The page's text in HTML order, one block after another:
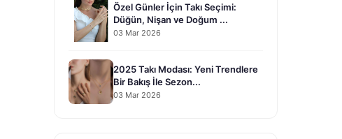
Özel Günler İçin Takı Seçimi:
Düğün, Nişan ve Doğum ...
03 Mar 2026
2025 Takı Modası: Yeni Trendlere
Bir Bakış İle Sezon...
03 Mar 2026